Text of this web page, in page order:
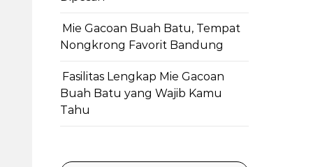
Mie Gacoan Buah Batu, Tempat
Nongkrong Favorit Bandung
Fasilitas Lengkap Mie Gacoan
Buah Batu yang Wajib Kamu
Tahu